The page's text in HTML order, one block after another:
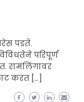
पडते.
परिपूर्ण
रामलिंगावर
करत […]